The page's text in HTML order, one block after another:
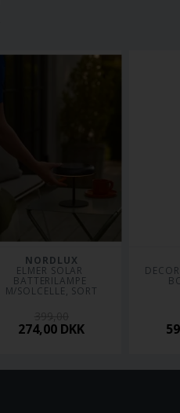
NORDLUX
ELMER SOLAR
BATTERILAMPE
M/SOLCELLE, SORT
274,00 DKK